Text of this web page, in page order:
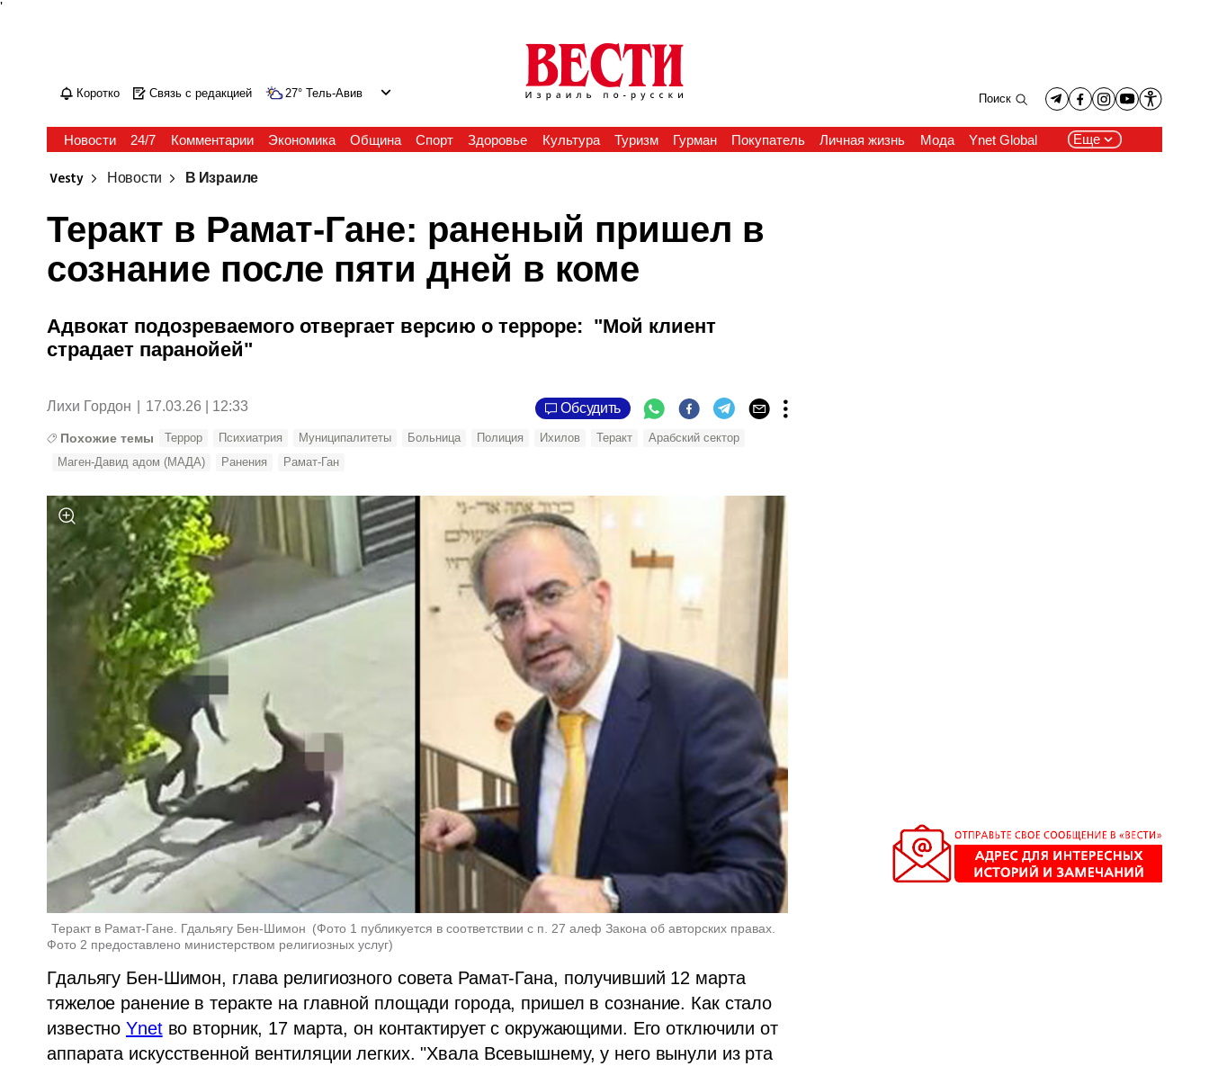
'
Коротко Связь с редакцией 27° Тель-Авив Поиск
Новости 24/7 Комментарии Экономика Община Спорт Здоровье Культура Туризм Гурман Покупатель Личная жизнь Мода Ynet Global Еще
Vesty Новости В Израиле
Теракт в Рамат-Гане: раненый пришел в
сознание после пяти дней в коме
Адвокат подозреваемого отвергает версию о терроре: "Мой клиент
страдает паранойей"
Лихи Гордон 17.03.26 | 12:33 Обсудить
Похожие темы Террор Психиатрия Муниципалитеты Больница Полиция Ихилов Теракт
Арабский сектор
Маген-Давид адом (МАДА)
Ранения Рамат-Ган
Теракт в Рамат-Гане. Гдальягу Бен-Шимон (Фото 1 публикуется в соответствии с п. 27 алеф Закона об авторских правах.
Фото 2 предоставлено министерством религиозных услуг)
Гдальягу Бен-Шимон, глава религиозного совета Рамат-Гана, получивший 12 марта
тяжелое ранение в теракте на главной площади города, пришел в сознание. Как стало
известно Ynet во вторник, 17 марта, он контактирует с окружающими. Его отключили от
аппарата искусственной вентиляции легких. "Хвала Всевышнему, у него вынули из рта